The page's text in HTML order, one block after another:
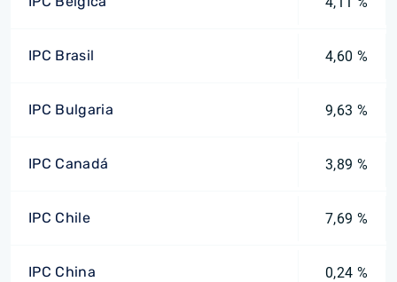
IPC Brasil 4,60 %
IPC Bulgaria 9,63 %
IPC Canadá 3,89 %
IPC Chile 7,69 %
IPC China 0,24 %